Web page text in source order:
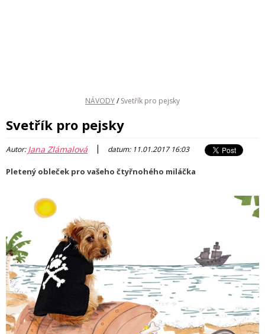
NÁVODY/ Svetřík pro pejsky
Svetřík pro pejsky
Autor:Jana Zlámalová | datum: 11.01.2017 16:03
Pletený obleček pro vašeho čtyřnohého miláčka